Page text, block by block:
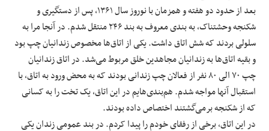
بعد از حدود دو هفته و همزمان با نوروز سال ۱۳۶۱، پس از دستگیری و
شکنجه وحشتناک، به بندی معروف به بند ۲۴۶ منتقل شدم. در آنجا مرا به
سلولی بردند که شش اتاق داشت. یکی از اتاق‌ها مخصوص زندانیان چپ بود
و بقیه اتاق‌ها به زندانیان مجاهدین خلق مربوط می‌شد. در اتاق زندانیان
چپ ۷۰ الی ۸۰ نفر از فعالان چپ زندانی بودند که به محض ورود به اتاق، با
استقبال آنها مواجه شدم. هم‌بندی‌هایم در این اتاق، یک تخت را به کسانی
که از شکنجه برمی‌گشتند اختصاص داده بودند.
در این اتاق، برخی از رفقای خودم را پیدا کردم. در بند عمومی زندان یکی